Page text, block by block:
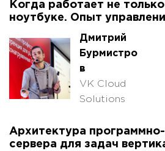
Когда работает не
ноутбуке. Опыт
Дмитрий
Бурмистро
в
VK Cloud
Solutions
Архитектура
сервера для задач